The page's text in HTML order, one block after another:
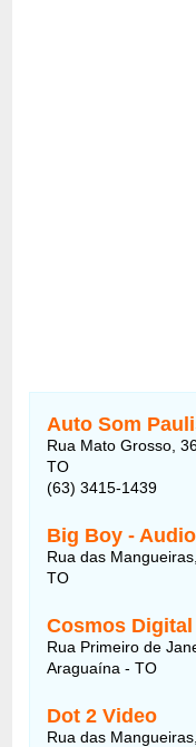
Auto Som
Rua Mato Grosso,
TO
(63) 3415-1439
Big Boy -
Rua das
TO
Cosmos
Rua Primeiro de
Araguaína - TO
Dot 2 Video
Rua das